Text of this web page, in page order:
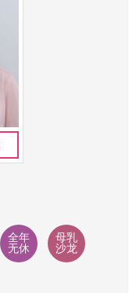
全年
无休
母乳
沙龙